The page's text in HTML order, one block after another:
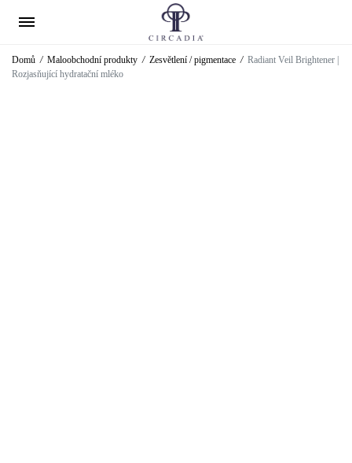
Domů / Maloobchodní produkty / Zesvětlení / pigmentace / Radiant Veil Brightener |
Rozjasňující hydratační mléko